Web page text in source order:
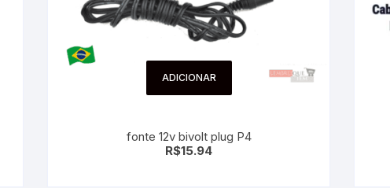
ADICIONAR
fonte 12v bivolt plug P4
R$15.94